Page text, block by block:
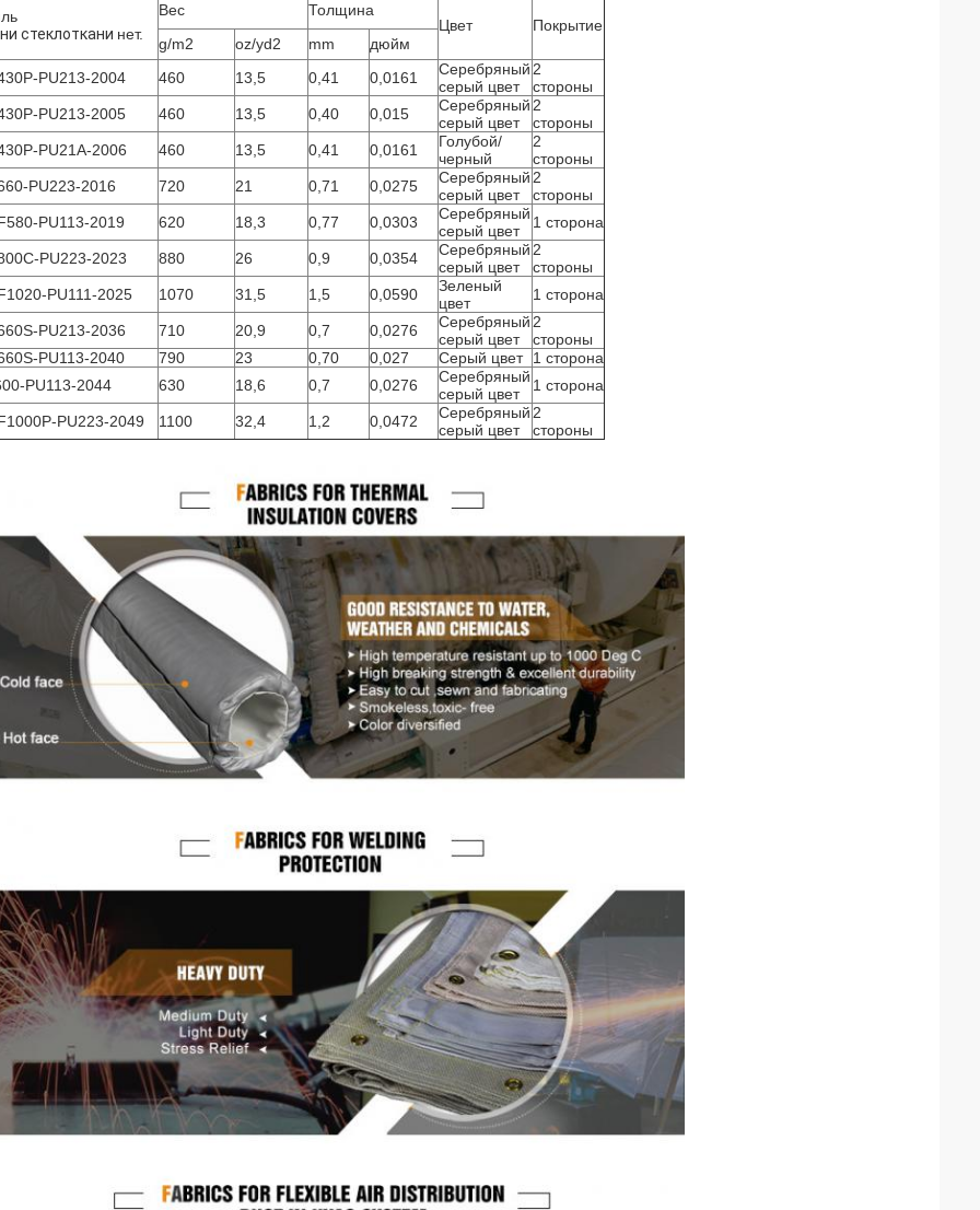
стеклоткани нет.
Вес
Толщина
Цвет
Покрытие
g/m2
oz/yd2 mm
дюйм
PU213-2004
460 13,5 0,41 0,0161
Серебряный
серый цвет
2
стороны
PU213-2005
460 13,5 0,40 0,015
Серебряный
серый цвет
2
стороны
PU21A-2006
460 13,5 0,41 0,0161
Голубой/
черный
2
стороны
PU223-2016
720 21 0,71 0,0275
Серебряный
серый цвет
2
стороны
PU113-2019
620 18,3 0,77 0,0303
Серебряный
серый цвет
1 сторона
PU223-2023 880 26 0,9 0,0354
Серебряный
серый цвет
2
стороны
PU111-2025
1070 31,5 1,5 0,0590
Зеленый
цвет
1 сторона
PU213-2036 710 20,9 0,7 0,0276
Серебряный
серый цвет
2
стороны
PU113-2040
790 23 0,70 0,027 Серый цвет
1 сторона
PU113-2044
630 18,6 0,7 0,0276
Серебряный
серый цвет
1 сторона
PU223-2049 1100 32,4 1,2 0,0472
Серебряный
серый цвет
2
стороны